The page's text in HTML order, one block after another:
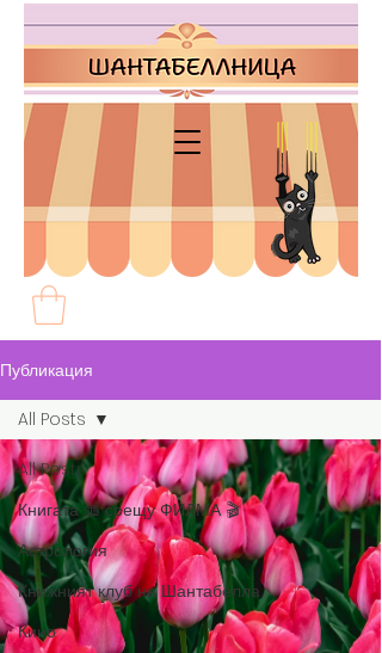
Публикация
All Posts
Книгата 📖 срещу ФИЛМА 🎬
Астрология
Книжният клуб на Шантабелла
Кино
All Posts